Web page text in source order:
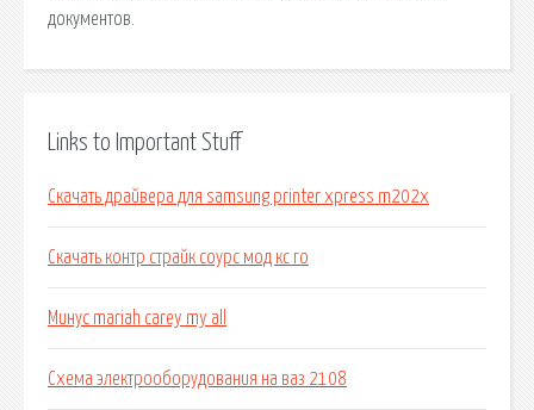
документов.
Links to Important Stuff
Скачать драйвера для samsung printer xpress m202x
Скачать контр страйк соурс мод кс го
Минус mariah carey my all
Схема электрооборудования на ваз 2108